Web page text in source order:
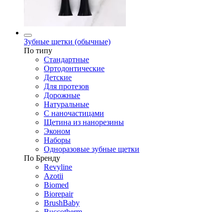
Зубные щетки (обычные)
По типу
Стандартные
Ортодонтические
Детские
Для протезов
Дорожные
Натуральные
С наночастицами
Щетина из нанорезины
Эконом
Наборы
Одноразовые зубные щетки
По Бренду
Revyline
Azotii
Biomed
Biorepair
BrushBaby